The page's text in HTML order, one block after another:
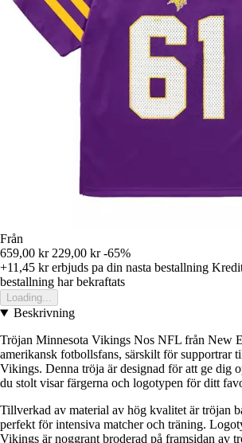
Från
659,00 kr 229,00 kr -65%
+11,45 krerbjuds pa din nasta bestallning
bestallning har bekraftats
Loading...
Beskrivning
Tröjan Minnesota Vikings Nos NFL från New
amerikansk fotbollsfans, särskilt för supportrar
Vikings. Denna tröja är designad för att ge dig
du stolt visar färgerna och logotypen för ditt
Tillverkad av material av hög kvalitet är tröjan
perfekt för intensiva matcher och träning.
Vikings är noggrant broderad på framsidan av